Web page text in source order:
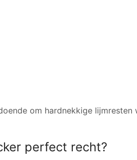
om hardnekkige
perfect recht?